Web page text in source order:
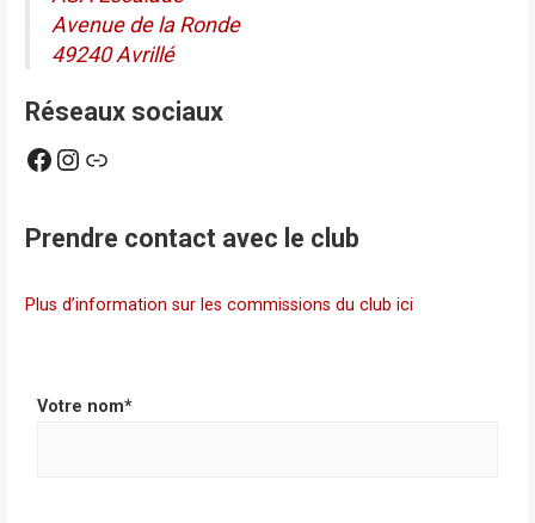
Avenue de la Ronde
49240 Avrillé
Réseaux sociaux
lien vers le compte Facebook d'Asa Escalade Lien vers le compte Instagram d'ASA Escalade HelloAsso
Prendre contact avec le club
Plus d’information sur les commissions du club ici
Votre nom*